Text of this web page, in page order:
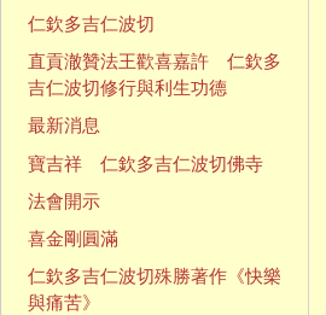
仁欽多吉仁波切
直貢澈贊法王歡喜嘉許 仁欽多
吉仁波切修行與利生功德
最新消息
寶吉祥 仁欽多吉仁波切佛寺
法會開示
喜金剛圓滿
仁欽多吉仁波切殊勝著作《快樂
與痛苦》